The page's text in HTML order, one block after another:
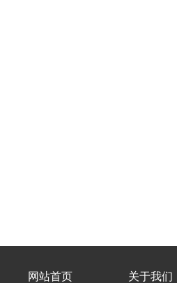
网站首页 关于我们